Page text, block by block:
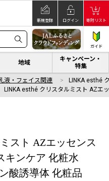
新規登録 ログイン 寄附リスト
ガイド
地域
キャンペーン・
特集
液・フェイス関連
LINKA esthé
LINKA esthé クリスタルミスト AZエ
スト AZエッセンス
キンケア 化粧水
酸誘導体 化粧品